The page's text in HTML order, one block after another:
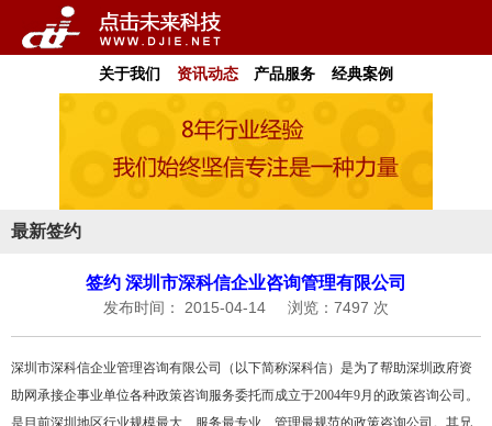
关于我们 资讯动态 产品服务 经典案例
最新签约
签约 深圳市深科信企业咨询管理有限公司
发布时间： 2015-04-14 浏览：7497 次
深圳市深科信企业管理咨询有限公司（以下简称深科信）是为了帮助深圳政府资
助网承接企事业单位各种政策咨询服务委托而成立于2004年9月的政策咨询公司。
是目前深圳地区行业规模最大、服务最专业、管理最规范的政策咨询公司。其兄